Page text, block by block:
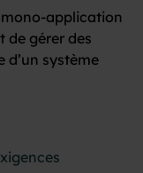
application
de gérer des
d’un système